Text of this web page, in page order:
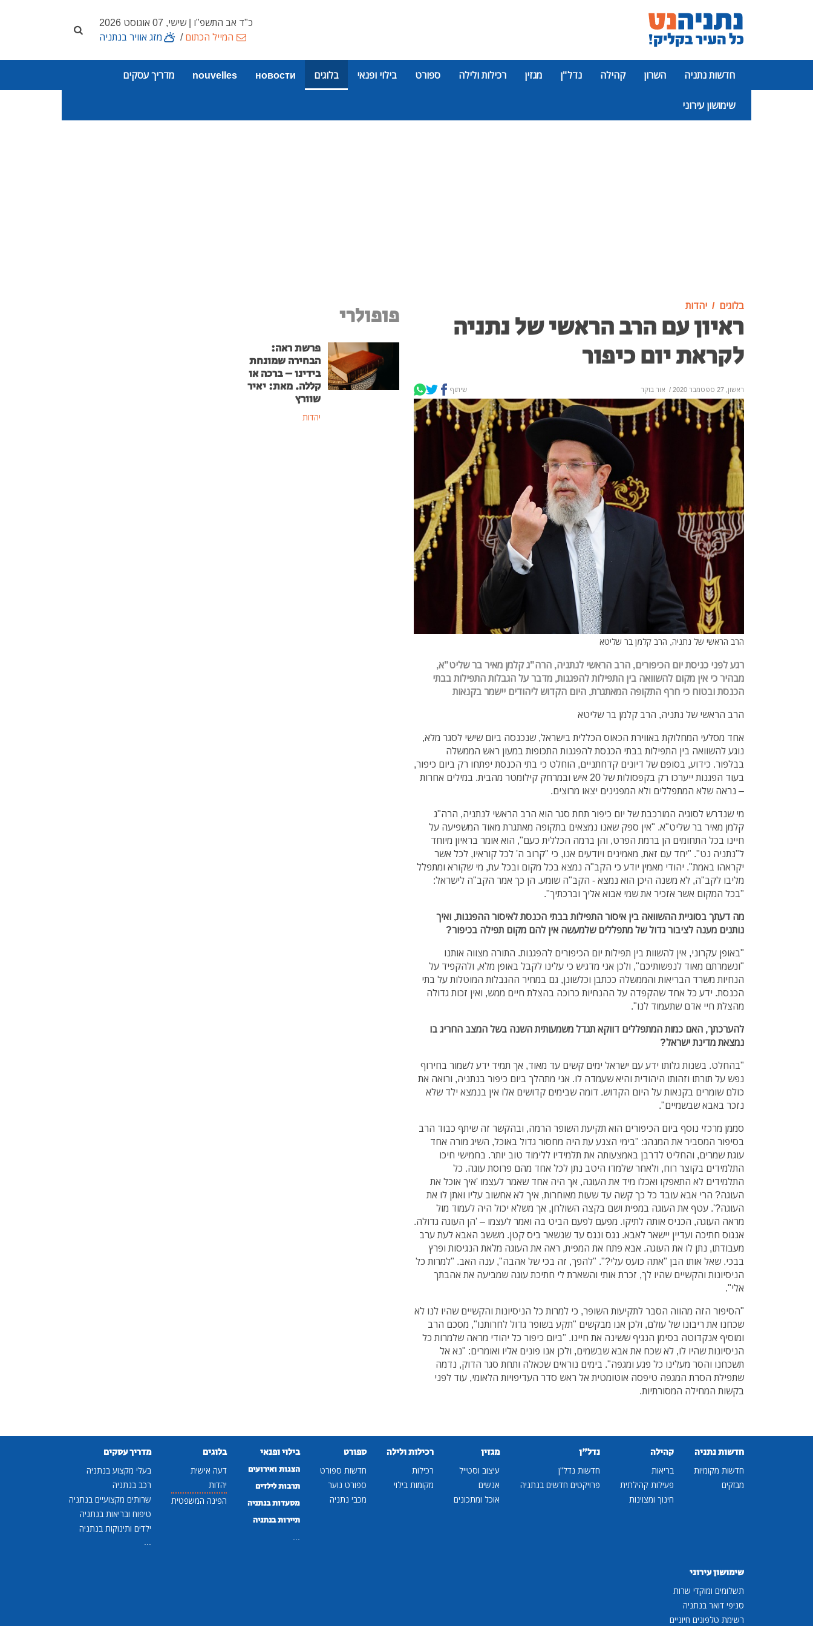
כ"ד אב התשפ"ו | שישי, 07 אוגוסט 2026
המייל הכתום/ מזג אוויר בנתניה
חדשות נתניה השרון קהילה נדל"ן מגזין רכילות ולילה ספורט בילוי ופנאי בלוגים новости
nouvelles מדריך עסקים
שימושון עירוני
בלוגים יהדות
ראיון עם הרב הראשי של נתניה
לקראת יום כיפור
ראשון, 27 ספטמבר 2020 / אור בוקר שיתוף
הרב הראשי של נתניה, הרב קלמן בר שליטא
רגע לפני כניסת יום הכיפורים, הרב הראשי לנתניה, הרה"ג קלמן מאיר בר שליט"א,
מבהיר כי אין מקום להשוואה בין התפילות להפגנות, מדבר עלהגבלות התפילות בבתי
הכנסת ובטוח כי חרף התקופה המאתגרת, היום הקדוש ליהודים יישמר בקנאות
הרב הראשי של נתניה, הרב קלמן בר שליטא
אחד מסלעי המחלוקת באווירת הכאוס הכללית בישראל, שנכנסה ביום שישי לסגר מלא,
נוגע להשוואה בין התפילות בבתי הכנסת להפגנות התכופות במעון ראש הממשלה
בבלפור. כידוע, בסופם של דיונים קדחתניים, הוחלט כי בתי הכנסת יפתחו רק ביום כיפור,
בעוד הפגנות ייערכו רק בקפסולות של 20 איש ובמרחק קילומטר מהבית. במילים אחרות
– נראה שלא המתפללים ולא המפגינים יצאו מרוצים.
מי שנדרש לסוגיה המורכבת של יום כיפור תחת סגר הוא הרב הראשי לנתניה, הרה"ג
קלמן מאיר בר שליט"א. "אין ספק שאנו נמצאים בתקופה מאתגרת מאוד המשפיעה על
חיינו בכל התחומים הן ברמת הפרט, והן ברמה הכללית כעם", הוא אומר בראיון מיוחד
ל"נתניה נט". "יחד עם זאת, מאמינים ויודעים אנו, כי "קרוב ה' לכל קוראיו, לכל אשר
יקראהו באמת". יהודי מאמין יודע כי הקב"ה נמצא בכל מקום ובכל עת, מי שקורא ומתפלל
מליבו לקב"ה, לא משנה היכן הוא נמצא - הקב"ה שומע. הן כך אמר הקב"ה לישראל:
"בכל המקום אשר אזכיר את שמי אבוא אליך וברכתיך".
מה דעתך בסוגיית ההשוואה בין איסור התפילות בבתי הכנסת לאיסור ההפגנות, ואיך
נותנים מענה לציבור גדול של מתפללים שלמעשה אין להם מקום תפילה בכיפור?
"באופן עקרוני, אין להשוות בין תפילות יום הכיפורים להפגנות. התורה מצווה אותנו
"ונשמרתם מאוד לנפשותיכם", ולכן אני מדגיש כי עלינו לקבל באופן מלא, ולהקפיד על
הנחיות משרד הבריאות והממשלה ככתבן וכלשונן, גם במחיר ההגבלות המוטלות על בתי
הכנסת. ידע כל אחד שהקפדה על ההנחיות כרוכה בהצלת חיים ממש, ואין זכות גדולה
מהצלת חיי אדם שתעמוד לנו".
להערכתך, האם כמות המתפללים דווקא תגדל משמעותית השנה בשל המצב החריג בו
נמצאת מדינת ישראל?
"בהחלט. בשנות גלותו ידע עם ישראל ימים קשים עד מאוד, אך תמיד ידע לשמור בחירוף
נפש על תורתו וזהותו היהודית והיא שעמדה לו. אני מתהלך ביום כיפור בנתניה, ורואה את
כולם שומרים בקנאות על היום הקדוש. דומה שבימים קדושים אלו אין בנמצא ילד שלא
נזכר באבא שבשמיים".
סממן מרכזי נוסף ביום הכיפורים הוא תקיעת השופר הרמה, ובהקשר זה שיתף כבוד הרב
בסיפור המסביר את המנהג: "בימי הצנע עת היה מחסור גדול באוכל, השיג מורה אחד
עוגת שמרים, והחליט לדרבן באמצעותה את תלמידיו ללימוד טוב יותר. בחמישי חיכו
התלמידים בקוצר רוח, ולאחר שלמדו היטב נתן לכל אחד מהם פרוסת עוגה. כל
התלמידים לא התאפקו ואכלו מיד את העוגה, אך היה אחד שאמר לעצמו 'איך אוכל את
העוגה? הרי אבא עובד כל כך קשה עד שעות מאוחרות, איך לא אחשוב עליו ואתן לו את
העוגה?'. עטף את העוגה במפית ושם בקצה השולחן, אך משלא יכול היה לעמוד מול
מראה העוגה, הכניס אותה לתיקו. מפעם לפעם הביט בה ואמר לעצמו – 'הן העוגה גדולה.
אנגוס חתיכה ועדיין יישאר לאבא. נגס ונגס עד שנשאר ביס קטן. מששב האבא לעת ערב
מעבודתו, נתן לו את העוגה. אבא פתח את המפית, ראה את העוגה מלאת הנגיסות ופרץ
בבכי. שאל אותו הבן "אתה כועס עלי?". "להפך, זה בכי של אהבה", ענה האב. "למרות כל
הניסיונות והקשיים שהיו לך, זכרת אותי והשארת לי חתיכת עוגה שמביעה את אהבתך
אלי".
"הסיפור הזה מהווה הסבר לתקיעות השופר, כי למרות כל הניסיונות והקשיים שהיו לנו לא
שכחנו את ריבונו של עולם, ולכן אנו מבקשים "תקע בשופר גדול לחרותנו", מסכם הרב
ומוסיף אנקדוטה בסימן הנגיף ששינה את חיינו. "ביום כיפור כל יהודי מראה שלמרות כל
הניסיונות שהיו לו, לא שכח את אבא שבשמים, ולכן אנו פונים אליו ואומרים: "נא אל
תשכחנו והסר מעלינו כל פגע ומגפה". בימים נוראים שכאלה ותחת סגר הדוק, נדמה
שתפילת הסרת המגפה טיפסה אוטומטית אל ראש סדר העדיפויות הלאומי, עוד לפני
בקשות המחילה המסורתיות.
פופולרי
פרשת ראה:
הבחירה שמונחת
בידינו – ברכה או
קללה. מאת: יאיר
שוורץ
יהדות
חדשות נתניה
חדשות מקומיות
מבזקים
קהילה
בריאות
פעילות קהילתית
חינוך ומצוינות
נדל"ן
חדשות נדל"ן
פרויקטים חדשים בנתניה
מגזין
עיצוב וסטייל
אנשים
אוכל ומתכונים
רכילות ולילה
רכילות
מקומות בילוי
ספורט
חדשות ספורט
ספורט נוער
מכבי נתניה
בילוי ופנאי
הצגות ואירועים
תרבות לילדים
מסעדות בנתניה
תיירות בנתניה
...
בלוגים
דעה אישית
יהדות
הפינה המשפטית
מדריך עסקים
בעלי מקצוע בנתניה
רכב בנתניה
שרותים מקצועיים בנתניה
טיפוח ובריאות בנתניה
ילדים ותינוקות בנתניה
...
שימושון עירוני
תשלומים ומוקדי שרות
סניפי דואר בנתניה
רשימת טלפונים חיוניים